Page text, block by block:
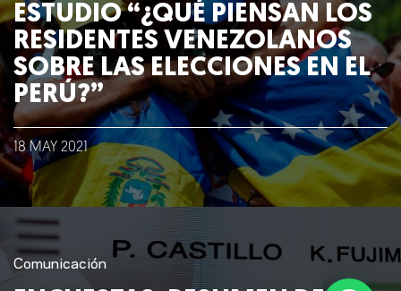
ESTUDIO “¿QUÉ PIENSAN LOS
RESIDENTES VENEZOLANOS
SOBRE LAS ELECCIONES EN EL
PERÚ?”
18 MAY 2021
Comunicación